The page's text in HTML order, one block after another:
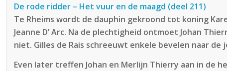
De rode ridder – Het vuur en de maagd (deel 211)
Te Rheims wordt de dauphin gekroond tot koning
Jeanne D’ Arc. Na de plechtigheid ontmoet Johan
niet. Gilles de Rais schreeuwt enkele bevelen naar de
Even later treffen Johan en Merlijn Thierry aan in de